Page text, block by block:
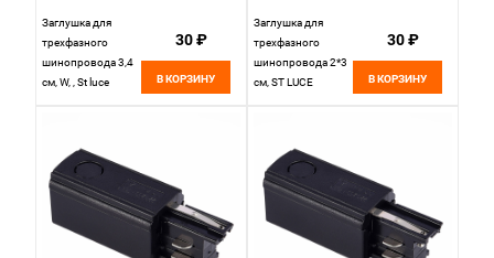
Заглушка для
трехфазного
шинопровода 3,4
см, W, , St luce
Белый
30 ₽
В КОРЗИНУ
Заглушка для
трехфазного
шинопровода 2*3
см, ST LUCE
Черный
30 ₽
В КОРЗИНУ